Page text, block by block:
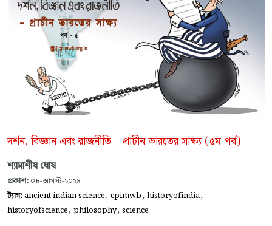
দর্শন, বিজ্ঞান এবং রাজনীতি – প্রাচীন ভারতের সাক্ষ্য (৫ম পর্ব)
শ্যামাশীষ ঘোষ
প্রকাশ: ০৮-আগস্ট-২০২৪
ট্যাগ:ancient indian science, cpimwb, historyofindia,
historyofscience, philosophy, science